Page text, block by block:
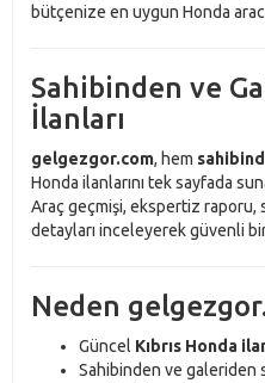
bütçenize en uygun Honda
Sahibinden ve
İlanları
gelgezgor.com, hem
Honda ilanlarını tek sayfada
Araç geçmişi, ekspertiz raporu,
detayları inceleyerek güvenli
Neden
Güncel Kıbrıs Honda
Sahibinden ve galeriden